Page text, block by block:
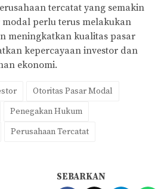
tercatat yang semakin
perlu terus melakukan
meningkatkan kualitas pasar
kepercayaan investor dan
ekonomi.
Otoritas Pasar Modal
Penegakan Hukum
Perusahaan Tercatat
SEBARKAN